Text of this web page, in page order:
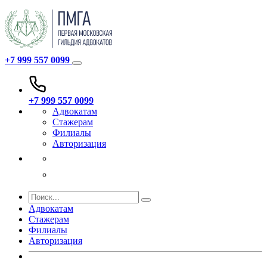
+7 999 557 0099
+7 999 557 0099
Адвокатам
Стажерам
Филиалы
Авторизация
Адвокатам
Стажерам
Филиалы
Авторизация